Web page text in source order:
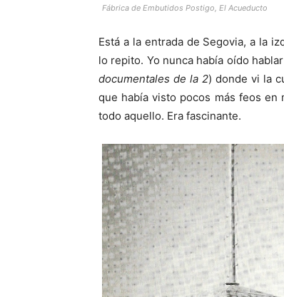
Fábrica de Embutidos Postigo, El Acueducto
Está a la entrada de Segovia, a la
lo repito. Yo nunca había oído
documentales de la 2) donde vi la
que había visto pocos más feos en
todo aquello. Era fascinante.